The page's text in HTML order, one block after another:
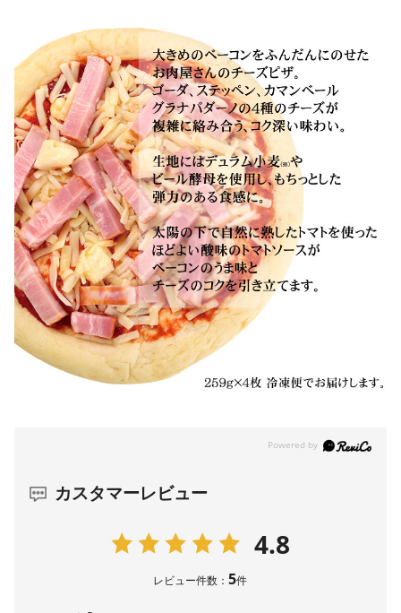
カスタマーレビュー
4.8
レビュー件数：5件